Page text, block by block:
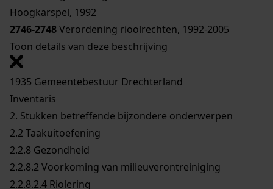
Hoogkarspel, 1992
2746-2748Verordening rioolrechten, 1992-2005
Toon details van deze beschrijving
1935 Gemeentebestuur Drechterland
Inventaris
2. Stukken betreffende bijzondere onderwerpen
2.2 Taakuitoefening
2.2.8 Gezondheid
2.2.8.2 Voorkoming van milieuverontreiniging
2.2.8.2.4 Riolering